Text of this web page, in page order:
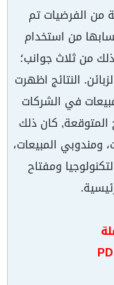
من الفرضيات تم
من استخدام
من ثلاث جوانب؛
النتائج اظهرت
في الشركات
المتوقعة, كان ذلك
ومندوبي المبيعات،
ومفتاح